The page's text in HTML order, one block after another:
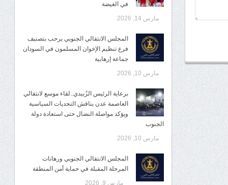
في الغيضة
مارس 14, 2026
المجلس الانتقالي الجنوبي يرحب بتصنيف
فرع تنظيم الإخوان المسلمون في السودان
جماعة إرهابية
مارس 10, 2026
برعاية الرئيس الزُبيدي..لقاء موسع لانتقالي
العاصمة عدن يناقش التحديات السياسية
ويؤكد مواصلة النضال حتى استعادة دولة
الجنوب
مارس 10, 2026
المجلس الانتقالي الجنوبي ورهانات
المرحلة المقبلة في حماية أمن المنطقة
مارس 9, 2026